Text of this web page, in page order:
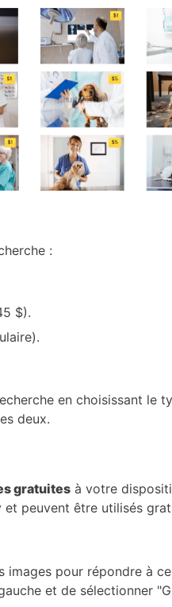
:
$).
en choisissant le
deux.
gratuites à votre
peuvent être utilisés
pour répondre à
et de sélectionner